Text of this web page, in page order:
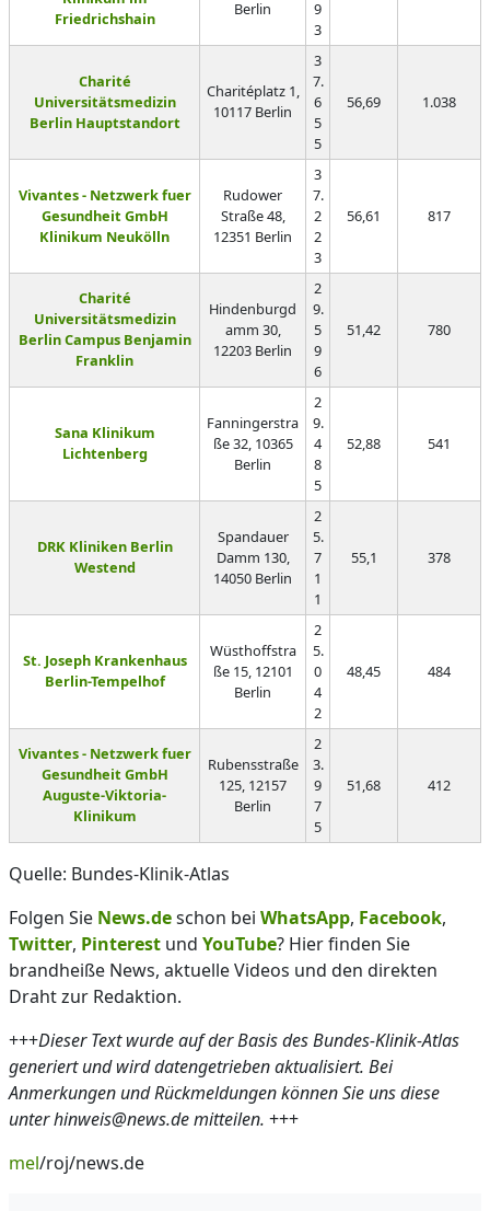
Friedrichshain
Berlin
9
3
Charité
Universitätsmedizin
Berlin Hauptstandort
Charitéplatz 1,
10117 Berlin
3
7.
6
5
5
56,69 1.038
Vivantes - Netzwerk fuer
Gesundheit GmbH
Klinikum Neukölln
Rudower
Straße 48,
12351 Berlin
3
7.
2
2
3
56,61 817
Charité
Universitätsmedizin
Berlin Campus Benjamin
Franklin
Hindenburgd
amm 30,
12203 Berlin
2
9.
5
9
6
51,42 780
Sana Klinikum
Lichtenberg
Fanningerstra
ße 32, 10365
Berlin
2
9.
4
8
5
52,88 541
DRK Kliniken Berlin
Westend
Spandauer
Damm 130,
14050 Berlin
2
5.
7
1
1
55,1 378
St. Joseph Krankenhaus
Berlin-Tempelhof
Wüsthoffstra
ße 15, 12101
Berlin
2
5.
0
4
2
48,45 484
Vivantes - Netzwerk fuer
Gesundheit GmbH
Auguste-Viktoria-
Klinikum
Rubensstraße
125, 12157
Berlin
2
3.
9
7
5
51,68 412
Quelle: Bundes-Klinik-Atlas
Folgen Sie News.deschon bei WhatsApp, Facebook,
Twitter, Pinterest und YouTube? Hier finden Sie
brandheiße News, aktuelle Videos und den direkten
Draht zur Redaktion.
+++Dieser Text wurde auf der Basis des Bundes-Klinik-Atlas
generiert und wird datengetrieben aktualisiert. Bei
Anmerkungen und Rückmeldungen können Sie uns diese
unter hinweis@news.de mitteilen. +++
mel/roj/news.de